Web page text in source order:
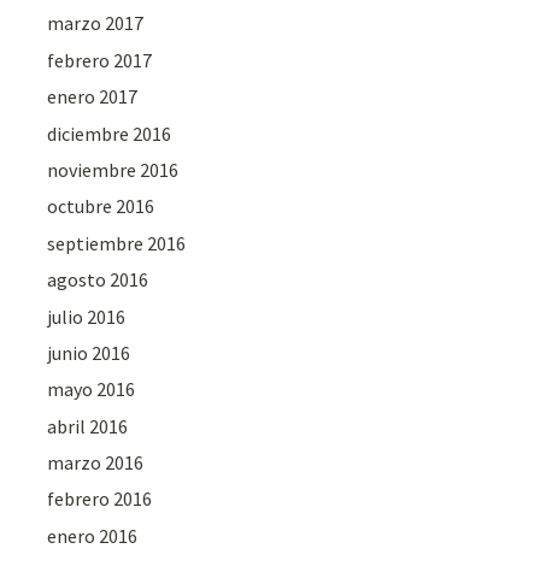
marzo 2017
febrero 2017
enero 2017
diciembre 2016
noviembre 2016
octubre 2016
septiembre 2016
agosto 2016
julio 2016
junio 2016
mayo 2016
abril 2016
marzo 2016
febrero 2016
enero 2016